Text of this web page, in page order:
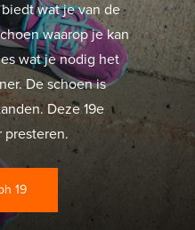
biedt wat je van de
waarop je kan
wat je nodig het
De schoen is
Deze 19e
19